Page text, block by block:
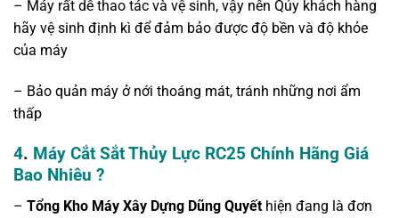
– Máy rất dễ thao tác và vệ sinh, vậy nên Qúy khách hàng
hãy vệ sinh định kì để đảm bảo được độ bền và độ khỏe
của máy
– Bảo quản máy ở nới thoáng mát, tránh những nơi ẩm
thấp
4. Máy Cắt Sắt Thủy Lực RC25 Chính Hãng Giá
Bao Nhiêu ?
– Tổng Kho Máy Xây Dựng Dũng Quyết hiện đang là đơn